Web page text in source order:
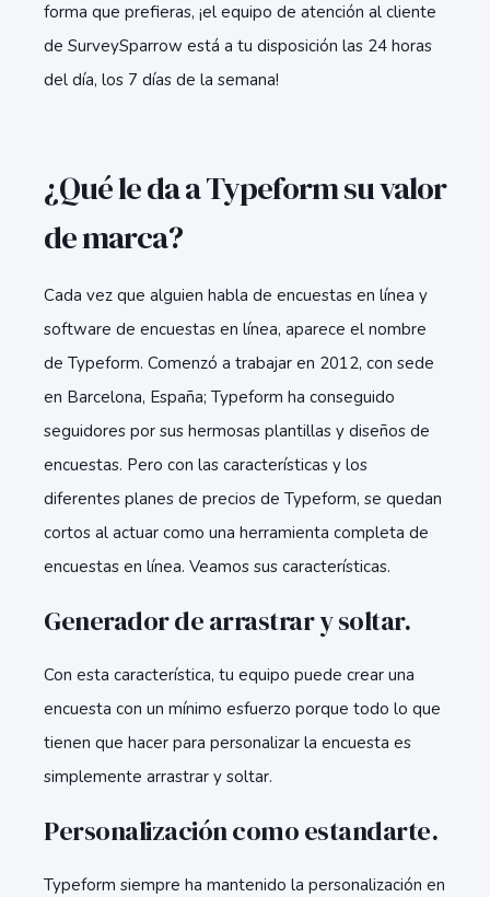
forma que prefieras, ¡el equipo de atención al cliente
de SurveySparrow está a tu disposición las 24 horas
del día, los 7 días de la semana!
¿Qué le da a Typeform su valor
de marca?
Cada vez que alguien habla de encuestas en línea y
software de encuestas en línea, aparece el nombre
de Typeform. Comenzó a trabajar en 2012, con sede
en Barcelona, España; Typeform ha conseguido
seguidores por sus hermosas plantillas y diseños de
encuestas. Pero con las características y los
diferentes planes de precios de Typeform, se quedan
cortos al actuar como una herramienta completa de
encuestas en línea. Veamos sus características.
Generador de arrastrar y soltar.
Con esta característica, tu equipo puede crear una
encuesta con un mínimo esfuerzo porque todo lo que
tienen que hacer para personalizar la encuesta es
simplemente arrastrar y soltar.
Personalización como estandarte.
Typeform siempre ha mantenido la personalización en